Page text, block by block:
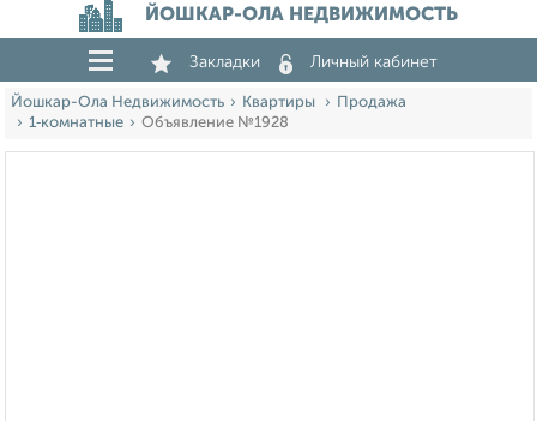
ЙОШКАР-ОЛА НЕДВИЖИМОСТЬ
Закладки Личный кабинет
Йошкар-Ола Недвижимость Квартиры
Продажа
1‑комнатные
Объявление №1928